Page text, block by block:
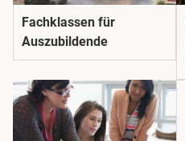
Fachklassen für
Auszubildende